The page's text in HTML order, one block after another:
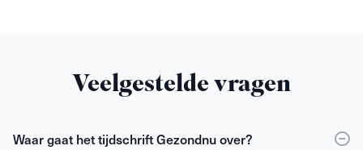
Veelgestelde vragen
Waar gaat het tijdschrift Gezondnu over?